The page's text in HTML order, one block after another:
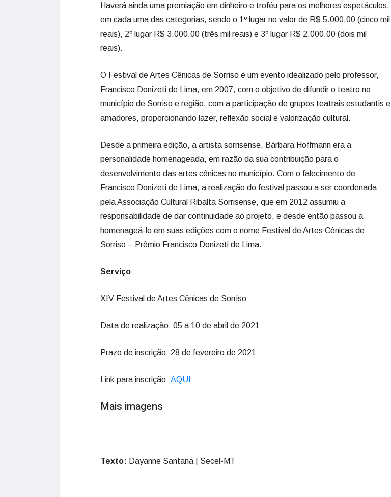
Haverá ainda uma premiação em dinheiro e troféu para os melhores espetáculos,
em cada uma das categorias, sendo o 1º lugar no valor de R$ 5.000,00 (cinco mil
reais), 2º lugar R$ 3.000,00 (três mil reais) e 3º lugar R$ 2.000,00 (dois mil
reais).
O Festival de Artes Cênicas de Sorriso é um evento idealizado pelo professor,
Francisco Donizeti de Lima, em 2007, com o objetivo de difundir o teatro no
município de Sorriso e região, com a participação de grupos teatrais estudantis e
amadores, proporcionando lazer, reflexão social e valorização cultural.
Desde a primeira edição, a artista sorrisense, Bárbara Hoffmann era a
personalidade homenageada, em razão da sua contribuição para o
desenvolvimento das artes cênicas no município. Com o falecimento de
Francisco Donizeti de Lima, a realização do festival passou a ser coordenada
pela Associação Cultural Ribalta Sorrisense, que em 2012 assumiu a
responsabilidade de dar continuidade ao projeto, e desde então passou a
homenageá-lo em suas edições com o nome Festival de Artes Cênicas de
Sorriso – Prêmio Francisco Donizeti de Lima.
Serviço
XIV Festival de Artes Cênicas de Sorriso
Data de realização: 05 a 10 de abril de 2021
Prazo de inscrição: 28 de fevereiro de 2021
Link para inscrição: AQUI
Mais imagens
Texto: Dayanne Santana | Secel-MT